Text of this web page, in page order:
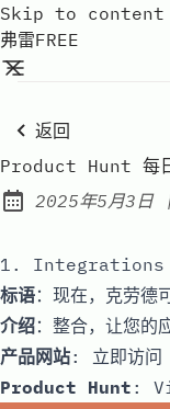
Skip to content
弗雷FREE
返回
Product Hunt 每
Published:
2025年5月3日
1. Integrations
标语：现在，克劳德
介绍：整合，让您的
产品网站: 立即访问
Product Hunt :